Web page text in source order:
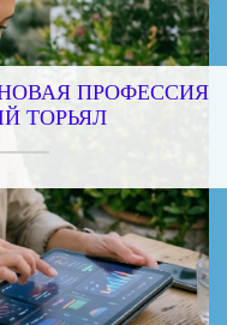
ПРОФЕССИЯ
ТОРЬЯЛ